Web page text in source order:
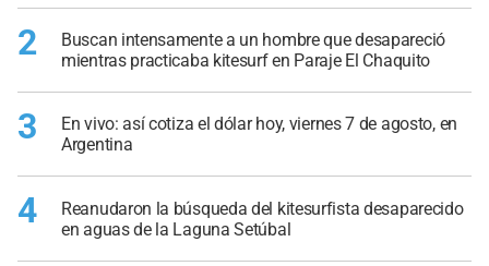
2
Buscan intensamente a un hombre que desapareció
mientras practicaba kitesurf en Paraje El Chaquito
3
En vivo: así cotiza el dólar hoy, viernes 7 de agosto, en
Argentina
4
Reanudaron la búsqueda del kitesurfista desaparecido
en aguas de la Laguna Setúbal